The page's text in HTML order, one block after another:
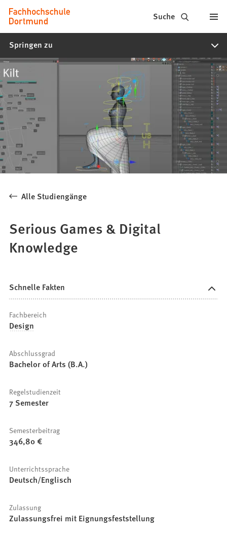
Inhalt anspringen
Fachhochschule
Dortmund
-
Studium,
Studiengänge,
Bewerbung
Suche
Springen zu
Alle Studiengänge
Serious Games & Digital
Knowledge
Schnelle Fakten
Fachbereich
Design
Abschlussgrad
Bachelor of Arts (B.A.)
Regelstudienzeit
7 Semester
Semesterbeitrag
346,80 €
Unterrichtssprache
Deutsch/Englisch
Zulassung
Zulassungsfrei mit Eignungsfeststellung